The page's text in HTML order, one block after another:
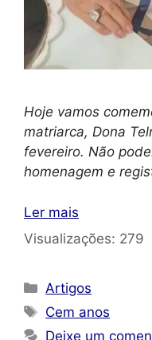
Hoje vamos
matriarca, Dona
fevereiro. Não
homenagem e
Ler mais
Visualizações: 279
Categorias
Artigos
Tags
Cem anos
Deixe um